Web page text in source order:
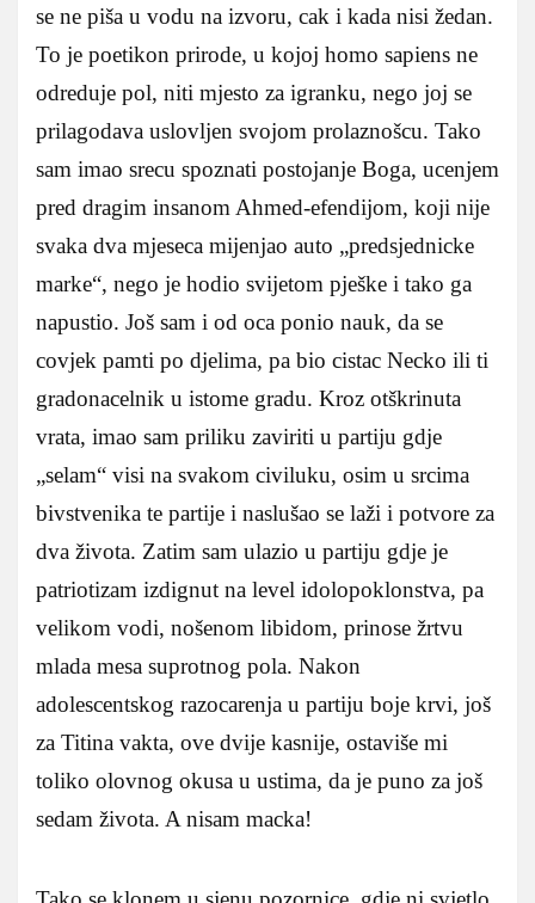
se ne piša u vodu na izvoru, cak i kada nisi žedan.
To je poetikon prirode, u kojoj homo sapiens ne
odreduje pol, niti mjesto za igranku, nego joj se
prilagodava uslovljen svojom prolaznošcu. Tako
sam imao srecu spoznati postojanje Boga, ucenjem
pred dragim insanom Ahmed-efendijom, koji nije
svaka dva mjeseca mijenjao auto „predsjednicke
marke“, nego je hodio svijetom pješke i tako ga
napustio. Još sam i od oca ponio nauk, da se
covjek pamti po djelima, pa bio cistac Necko ili ti
gradonacelnik u istome gradu. Kroz otškrinuta
vrata, imao sam priliku zaviriti u partiju gdje
„selam“ visi na svakom civiluku, osim u srcima
bivstvenika te partije i naslušao se laži i potvore za
dva života. Zatim sam ulazio u partiju gdje je
patriotizam izdignut na level idolopoklonstva, pa
velikom vodi, nošenom libidom, prinose žrtvu
mlada mesa suprotnog pola. Nakon
adolescentskog razocarenja u partiju boje krvi, još
za Titina vakta, ove dvije kasnije, ostaviše mi
toliko olovnog okusa u ustima, da je puno za još
sedam života. A nisam macka!